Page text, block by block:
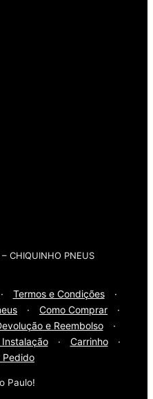
para revisar,
parceria com a
4540
CHIQUINHO PNEUS
· Termos e Condições
·
· Como Comprar
·
e Reembolso
·
· Carrinho
·
Pedido
Paulo!